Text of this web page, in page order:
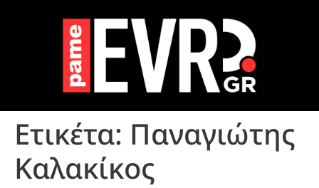
Ετικέτα: Παναγιώτης
Καλακίκος